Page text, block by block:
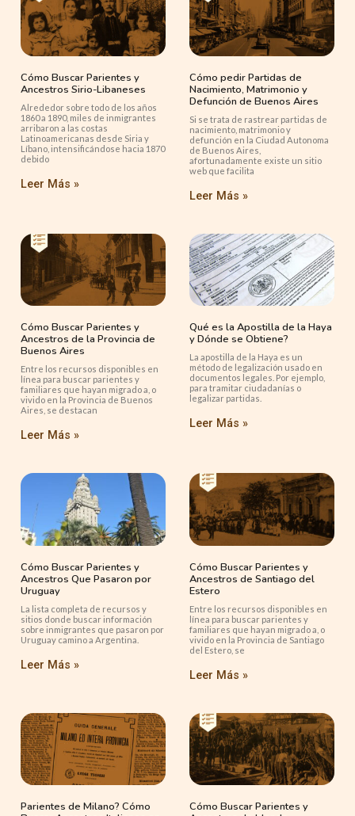
Cómo Buscar Parientes y
Ancestros Sirio-Libaneses
Alrededor sobre todo de los años
1860 a 1890, miles de inmigrantes
arribaron a las costas
Latinoamericanas desde Siria y
Líbano, intensificándose hacia 1870
debido
Leer Más »
Cómo pedir Partidas de
Nacimiento, Matrimonio y
Defunción de Buenos Aires
Si se trata de rastrear partidas de
nacimiento, matrimonio y
defunción en la Ciudad Autonoma
de Buenos Aires,
afortunadamente existe un sitio
web que facilita
Leer Más »
Cómo Buscar Parientes y
Ancestros de la Provincia de
Buenos Aires
Entre los recursos disponibles en
línea para buscar parientes y
familiares que hayan migrado a, o
vivido en la Provincia de Buenos
Aires, se destacan
Leer Más »
Qué es la Apostilla de la Haya
y Dónde se Obtiene?
La apostilla de la Haya es un
método de legalización usado en
documentos legales. Por ejemplo,
para tramitar ciudadanías o
legalizar partidas.
Leer Más »
Cómo Buscar Parientes y
Ancestros Que Pasaron por
Uruguay
La lista completa de recursos y
sitios donde buscar información
sobre inmigrantes que pasaron por
Uruguay camino a Argentina.
Leer Más »
Cómo Buscar Parientes y
Ancestros de Santiago del
Estero
Entre los recursos disponibles en
línea para buscar parientes y
familiares que hayan migrado a, o
vivido en la Provincia de Santiago
del Estero, se
Leer Más »
Parientes de Milano? Cómo
Cómo Buscar Parientes y